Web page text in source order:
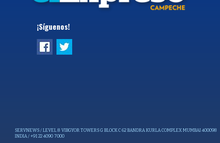
¡Síguenos!
SERVNEWS / LEVEL 8 VIBGYOR TOWERS G BLOCK C 62 BANDRA KURLA COMPLEX MUMBAI 400098
INDIA / +91 22 4090 7000